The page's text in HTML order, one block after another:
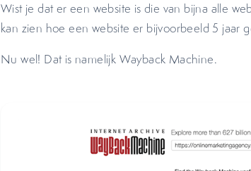
Wist je dat er een website is die van bijna alle
kan zien hoe een website er bijvoorbeeld 5 jaar
Nu wel! Dat is namelijk Wayback Machine.